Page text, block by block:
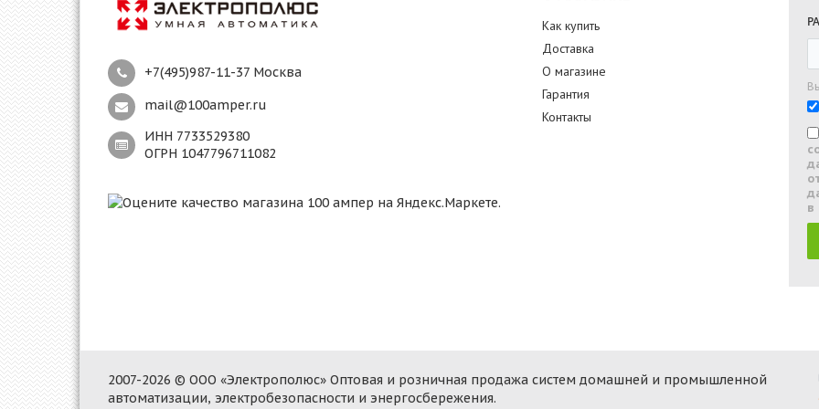
+7(495)987-11-37 Москва
mail@100amper.ru
ИНН 7733529380
ОГРН 1047796711082
Как купить
Доставка
О магазине
Гарантия
Контакты
в
2007-2026 © ООО «Электрополюс» Оптовая и розничная продажа систем домашней и промышленной
автоматизации, электробезопасности и энергосбережения.